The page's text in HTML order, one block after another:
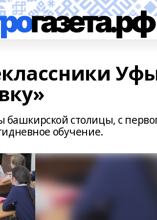
башкирской столицы, с
обучение.